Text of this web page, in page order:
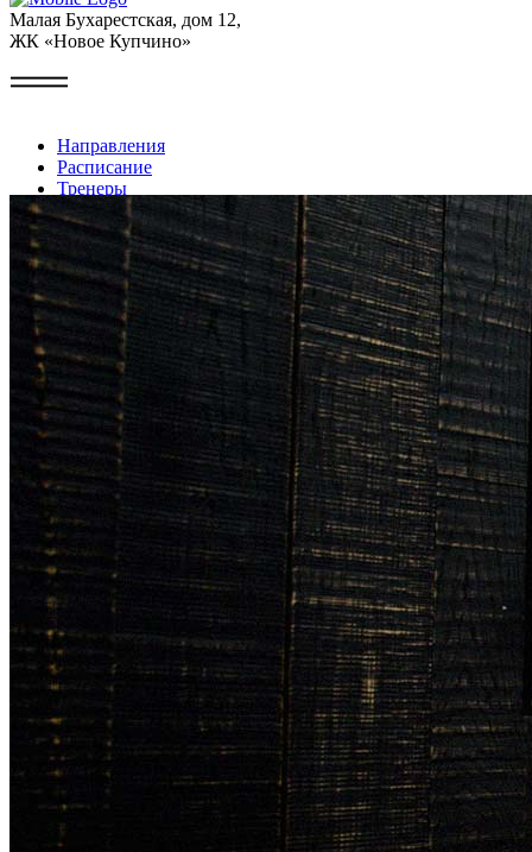
Малая Бухарестская, дом 12,
ЖК «Новое Купчино»
Направления
Расписание
Тренеры
Контакты
Личный кабинет
+7 (999) 227-22-49
Записаться